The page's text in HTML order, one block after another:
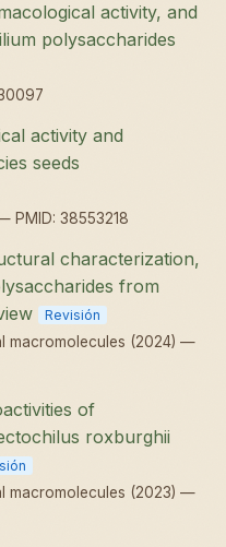
activity, and
polysaccharides
activity and
seeds
PMID: 38553218
characterization,
from
Revisión
macromolecules (2024) —
of
roxburghii
macromolecules (2023) —